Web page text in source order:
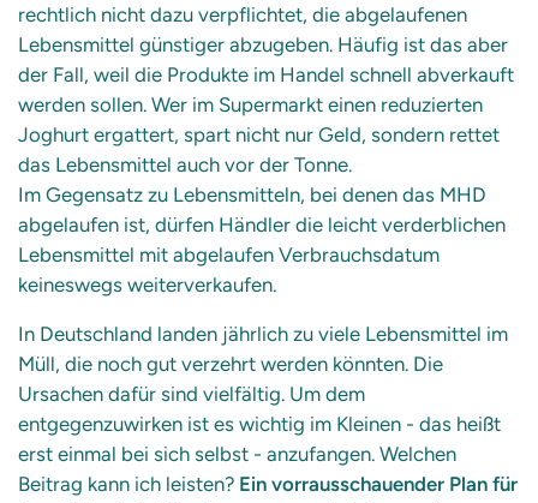
rechtlich nicht dazu verpflichtet, die abgelaufenen
Lebensmittel günstiger abzugeben. Häufig ist das aber
der Fall, weil die Produkte im Handel schnell abverkauft
werden sollen. Wer im Supermarkt einen reduzierten
Joghurt ergattert, spart nicht nur Geld, sondern rettet
das Lebensmittel auch vor der Tonne.
Im Gegensatz zu Lebensmitteln, bei denen das MHD
abgelaufen ist, dürfen Händler die leicht verderblichen
Lebensmittel mit abgelaufen Verbrauchsdatum
keineswegs weiterverkaufen.
In Deutschland landen jährlich zu viele Lebensmittel im
Müll, die noch gut verzehrt werden könnten. Die
Ursachen dafür sind vielfältig. Um dem
entgegenzuwirken ist es wichtig im Kleinen - das heißt
erst einmal bei sich selbst - anzufangen. Welchen
Beitrag kann ich leisten? Ein vorrausschauender Plan für